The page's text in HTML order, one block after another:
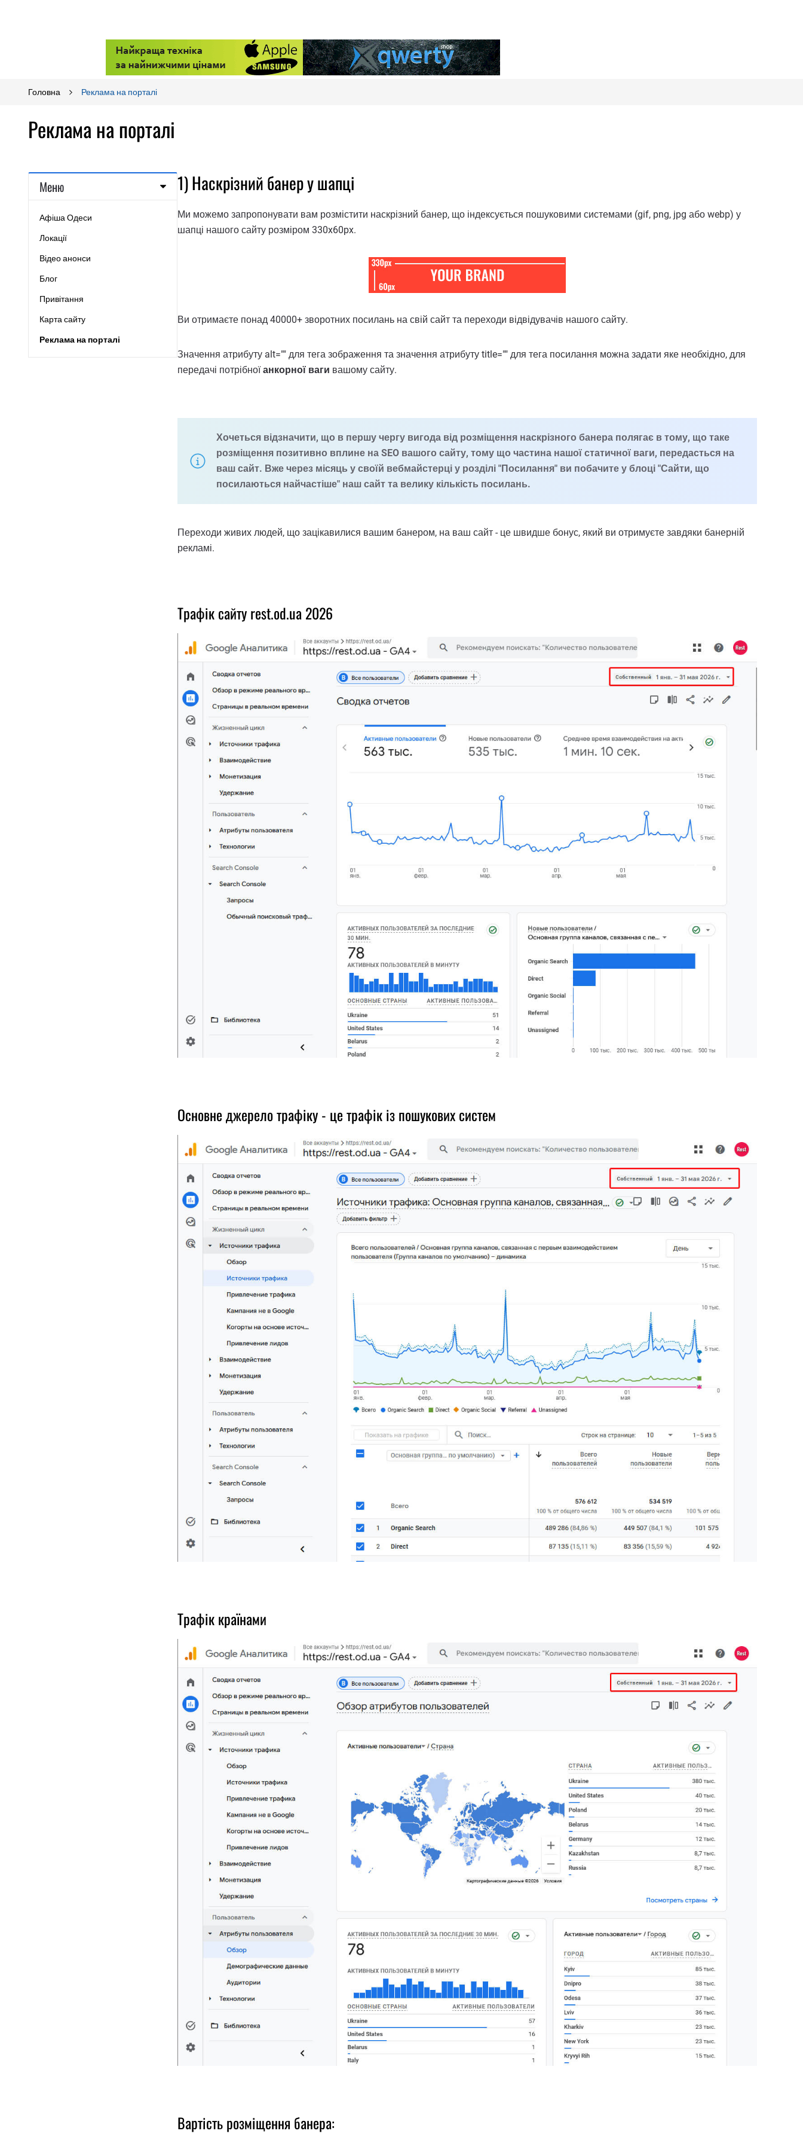
Головна Реклама на порталі
Реклама на порталі
Меню
Афіша Одеси
Локації
Відео анонси
Блог
Привітання
Карта сайту
Реклама на порталі
1) Наскрізний банер у шапці
Ми можемо запропонувати вам розмістити наскрізний банер, що індексується пошуковими системами (gif, png, jpg або webp) у
шапці нашого сайту розміром 330x60px.
Ви отримаєте понад 40000+ зворотних посилань на свій сайт та переходи відвідувачів нашого сайту.
Значення атрибуту alt="" для тега зображення та значення атрибуту title="" для тега посилання можна задати яке необхідно, для
передачі потрібноїанкорної ваги вашому сайту.
Хочеться відзначити, що в першу чергу вигода від розміщення наскрізного банера полягає в тому, що таке
розміщення позитивно вплине на SEO вашого сайту, тому що частина нашої статичної ваги, передасться на
ваш сайт. Вже через місяць у своїй вебмайстерці у розділі "Посилання" ви побачите у блоці "Сайти, що
посилаються найчастіше" наш сайт та велику кількість посилань.
Переходи живих людей, що зацікавилися вашим банером, на ваш сайт - це швидше бонус, який ви отримуєте завдяки банерній
рекламі.
Трафік сайту rest.od.ua 2026
Основне джерело трафіку - це трафік із пошукових систем
Трафік країнами
Вартість розміщення банера: